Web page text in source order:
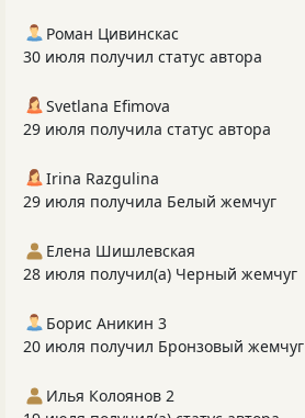
Роман Цивинскас
30 июля получил статус автора
Svetlana Efimova
29 июля получила статус автора
Irina Razgulina
29 июля получила Белый жемчуг
Елена Шишлевская
28 июля получил(а) Черный жемчуг
Борис Аникин 3
20 июля получил Бронзовый жемчуг
Илья Колоянов 2